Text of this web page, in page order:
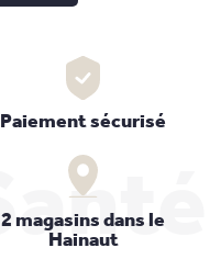
Santé
Paiement sécurisé
2 magasins dans le
Hainaut